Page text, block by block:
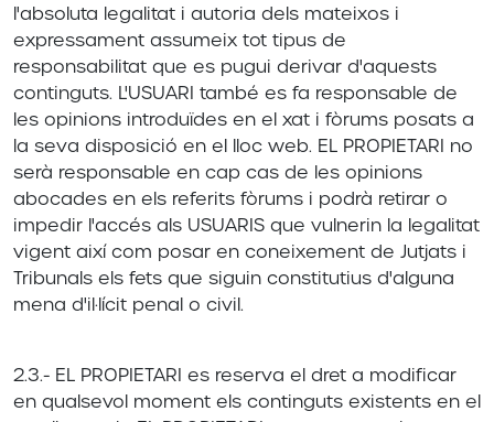
l'absoluta legalitat i autoria dels mateixos i
expressament assumeix tot tipus de
responsabilitat que es pugui derivar d'aquests
continguts. L'USUARI també es fa responsable de
les opinions introduïdes en el xat i fòrums posats a
la seva disposició en el lloc web. EL PROPIETARI no
serà responsable en cap cas de les opinions
abocades en els referits fòrums i podrà retirar o
impedir l'accés als USUARIS que vulnerin la legalitat
vigent així com posar en coneixement de Jutjats i
Tribunals els fets que siguin constitutius d'alguna
mena d'il·lícit penal o civil.
2.3.- EL PROPIETARI es reserva el dret a modificar
en qualsevol moment els continguts existents en el